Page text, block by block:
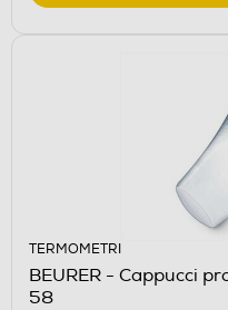
TERMOMETRI
BEURER - Cappucci
58